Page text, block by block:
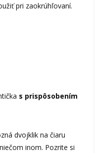
pri zaokrúhľovaní.
s prispôsobením
dvojklik na čiaru
inom. Pozrite si